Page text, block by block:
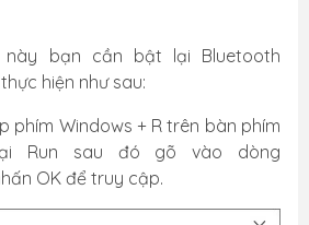
bạn cần bật lại Bluetooth
hiện như sau:
phím Windows + R trên bàn phím
Run sau đó gõ vào dòng
OK để truy cập.